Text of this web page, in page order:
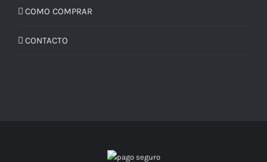
COMO COMPRAR
CONTACTO